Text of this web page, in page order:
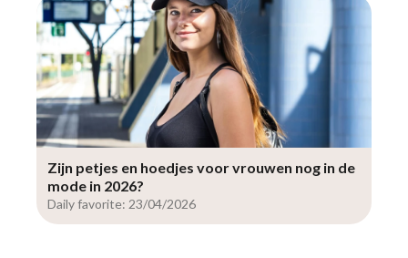
Zijn petjes en hoedjes voor vrouwen nog in de
mode in 2026?
Daily favorite: 23/04/2026